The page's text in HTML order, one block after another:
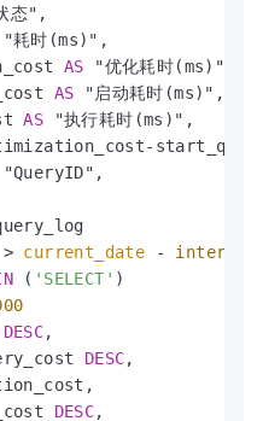
态",
"耗时(ms)",
AS "优化耗时(ms)",
AS "启动耗时(ms)",
AS "执行耗时(ms)",
-
"QueryID",
> current_date -
interval
( 'SELECT' )
DESC,
DESC,
DESC,